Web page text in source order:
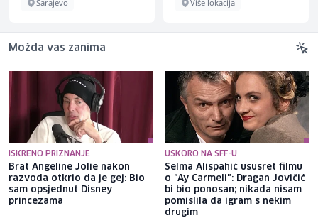
Sarajevo Više lokacija
Možda vas zanima
ISKRENO PRIZNANJE
Brat Angeline Jolie nakon
razvoda otkrio da je gej: Bio
sam opsjednut Disney
princezama
USKORO NA SFF-U
Selma Alispahić ususret filmu
o "Ay Carmeli": Dragan Jovičić
bi bio ponosan; nikada nisam
pomislila da igram s nekim
drugim